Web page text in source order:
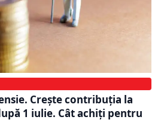
Crește contribuția la
1 iulie. Cât achiți pentru